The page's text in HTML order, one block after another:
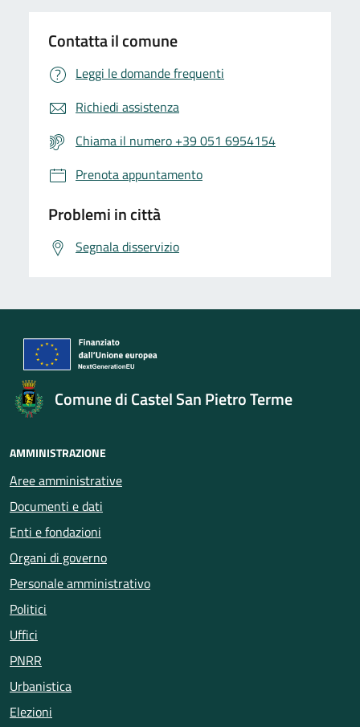
Contatta il comune
Leggi le domande frequenti
Richiedi assistenza
Chiama il numero +39 051 6954154
Prenota appuntamento
Problemi in città
Segnala disservizio
Comune di Castel San Pietro Terme
AMMINISTRAZIONE
Aree amministrative
Documenti e dati
Enti e fondazioni
Organi di governo
Personale amministrativo
Politici
Uffici
PNRR
Urbanistica
Elezioni